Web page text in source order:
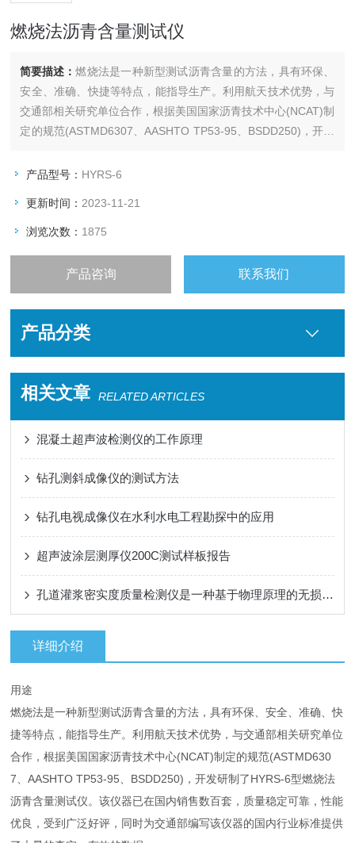
燃烧法沥青含量测试仪
简要描述：燃烧法是一种新型测试沥青含量的方法，具有环保、
安全、准确、快捷等特点，能指导生产。利用航天技术优势，与
交通部相关研究单位合作，根据美国国家沥青技术中心(NCAT)制
定的规范(ASTMD6307、AASHTO TP53-95、BSDD250)，开发
产品型号： HYRS-6
更新时间： 2023-11-21
浏览次数： 1875
产品咨询 联系我们
产品分类
相关文章 RELATED ARTICLES
混凝土超声波检测仪的工作原理
钻孔测斜成像仪的测试方法
钻孔电视成像仪在水利水电工程勘探中的应用
超声波涂层测厚仪200C测试样板报告
孔道灌浆密实度质量检测仪是一种基于物理原理的无损检测设备
详细介绍
用途
燃烧法是一种新型测试沥青含量的方法，具有环保、安全、准确、快
捷等特点，能指导生产。利用航天技术优势，与交通部相关研究单位
合作，根据美国国家沥青技术中心(NCAT)制定的规范(ASTMD630
7、AASHTO TP53-95、BSDD250)，开发研制了HYRS-6型燃烧法
沥青含量测试仪。该仪器已在国内销售数百套，质量稳定可靠，性能
优良，受到广泛好评，同时为交通部编写该仪器的国内行业标准提供